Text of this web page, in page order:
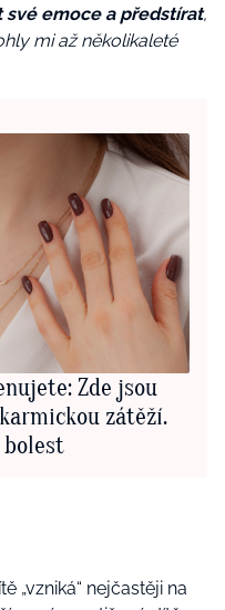
své emoce a předstírat,
mi až několikaleté
Zde jsou
zátěží.
bolest
„vzniká“ nejčastěji na